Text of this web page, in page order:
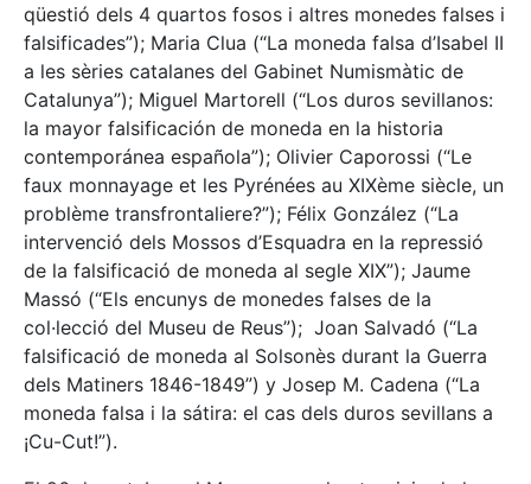
qüestió dels 4 quartos fosos i altres monedes falses i
falsificades”); Maria Clua (“La moneda falsa d’Isabel II
a les sèries catalanes del Gabinet Numismàtic de
Catalunya”); Miguel Martorell (“Los duros sevillanos:
la mayor falsificación de moneda en la historia
contemporánea española”); Olivier Caporossi (“Le
faux monnayage et les Pyrénées au XIXème siècle, un
problème transfrontaliere?”); Félix González (“La
intervenció dels Mossos d’Esquadra en la repressió
de la falsificació de moneda al segle XIX”); Jaume
Massó (“Els encunys de monedes falses de la
col·lecció del Museu de Reus”); Joan Salvadó (“La
falsificació de moneda al Solsonès durant la Guerra
dels Matiners 1846-1849”) y Josep M. Cadena (“La
moneda falsa i la sátira: el cas dels duros sevillans a
¡Cu-Cut!”).